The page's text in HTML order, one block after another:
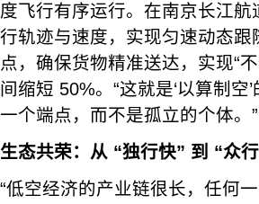
度飞行有序运行。在南京长江
行轨迹与速度，实现匀速动态
点，确保货物精准送达，实现“
间缩短 50%。“这就是‘以算制
一个端点，而不是孤立的个体。”
生态共荣：从 “独行快” 到 “众
“低空经济的产业链很长，任何